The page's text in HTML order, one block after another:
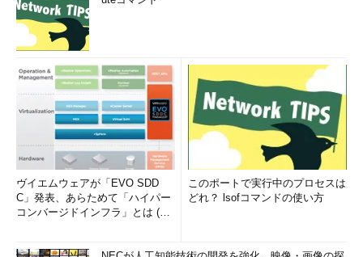
ヴイエムウェアが「EVO SDD
C」発表、あらためて「ハイパー
コンバージドインフラ」とは (1/
このポートで実行中のプロセスは
どれ？ lsofコマンドの使い方